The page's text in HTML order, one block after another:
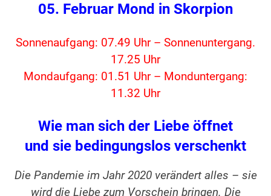
05. Februar Mond in Skorpion
Sonnenaufgang: 07.49 Uhr – Sonnenuntergang.
17.25 Uhr
Mondaufgang: 01.51 Uhr – Monduntergang:
11.32 Uhr
Wie man sich der Liebe öffnet
und sie bedingungslos verschenkt
Die Pandemie im Jahr 2020 verändert alles – sie
wird die Liebe zum Vorschein bringen. Die